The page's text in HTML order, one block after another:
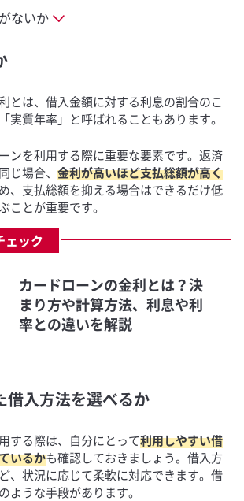
ないか
とは、借入金額に対する利息の割合のこ
実質年率」と呼ばれることもあります。
ンを利用する際に重要な要素です。返済
じ場合、 金利が高いほど支払総額が高く
、支払総額を抑える場合はできるだけ低
ことが重要です。
ェック
カードローンの金利とは？決
まり方や計算方法、利息や利
率との違いを解説
借入方法を選べるか
する際は、自分にとって利用しやすい借
いるかも確認しておきましょう。借入方
、状況に応じて柔軟に対応できます。借
ような手段があります。